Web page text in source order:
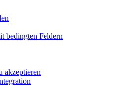
bedingten Feldern
akzeptieren